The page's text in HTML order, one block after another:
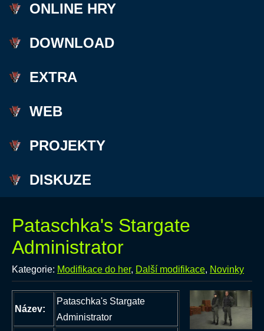
ONLINE HRY
DOWNLOAD
EXTRA
WEB
PROJEKTY
DISKUZE
Pataschka's Stargate
Administrator
Kategorie: Modifikace do her, Další modifikace, Novinky
Název:
Pataschka's Stargate
Administrator